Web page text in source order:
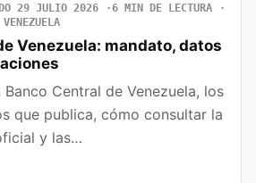
29 JULIO 2026
6 MIN DE LECTURA
Venezuela: mandato, datos
Central de Venezuela, los
que publica, cómo consultar la
y las…